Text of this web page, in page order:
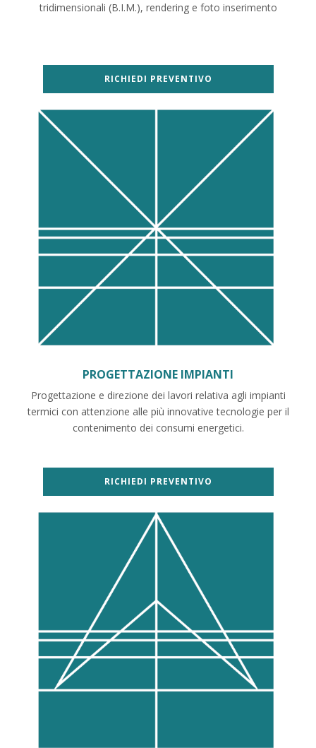
tridimensionali (B.I.M.), rendering e foto inserimento
RICHIEDI PREVENTIVO
PROGETTAZIONE IMPIANTI
Progettazione e direzione dei lavori relativa agli impianti
termici con attenzione alle più innovative tecnologie per il
contenimento dei consumi energetici.
RICHIEDI PREVENTIVO